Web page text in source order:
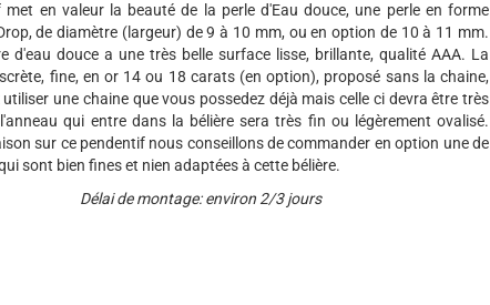
met en valeur la beauté de la perle d'Eau douce, une perle en forme
de diamètre (largeur) de 9 à 10 mm, ou en option de 10 à 11 mm.
d'eau douce a une très belle surface lisse, brillante, qualité AAA. La
fine, en or 14 ou 18 carats (en option), proposé sans la chaine,
une chaine que vous possedez déjà mais celle ci devra être très
qui entre dans la bélière sera très fin ou légèrement ovalisé.
sur ce pendentif nous conseillons de commander en option une de
sont bien fines et nien adaptées à cette bélière.
Délai de montage: environ 2/3 jours